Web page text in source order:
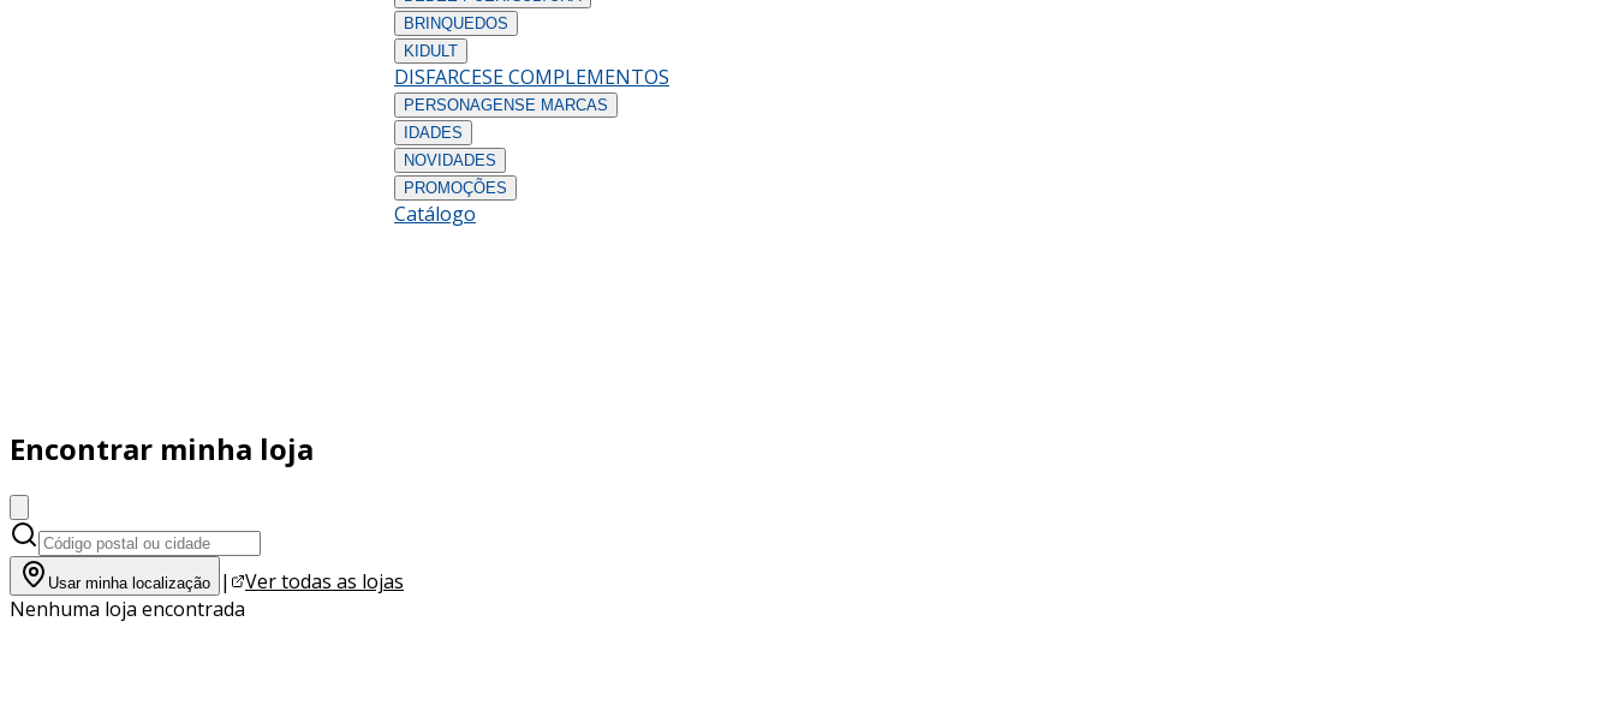
BRINQUEDOS
KIDULT
DISFARCESE COMPLEMENTOS
PERSONAGENS E MARCAS
IDADES
NOVIDADES
PROMOÇÕES
Catálogo
Encontrar minha loja
Usar minha localização |
Ver todas as lojas
Nenhuma loja encontrada